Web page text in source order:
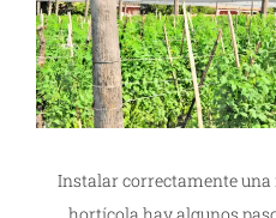
Instalar correctamente